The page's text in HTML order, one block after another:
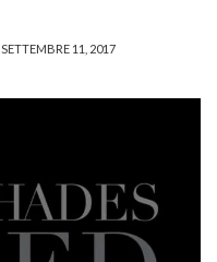
SETTEMBRE 11, 2017